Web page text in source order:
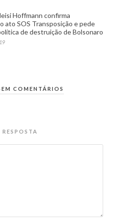
Hoffmann confirma
ato SOS Transposição e pede
de destruição de Bolsonaro
COMENTÁRIOS